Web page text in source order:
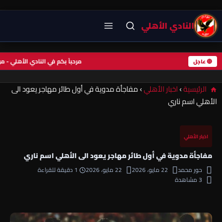
النادي الأهلي
🔴 عاجل مرحباً بكم في النادي
الرئيسية›اخبار الأهلي›مفاجأة مدوية في أول طائر مهاجر يعود الى
الأهلي اسم ناري
اخبار الأهلي
مفاجأة مدوية في أول طائر مهاجر يعود الى الأهلي اسم ناري
حور محمد 22 مايو، 2026 22 مايو، 2026
1 دقيقة للقراءة
3 مشاهدة